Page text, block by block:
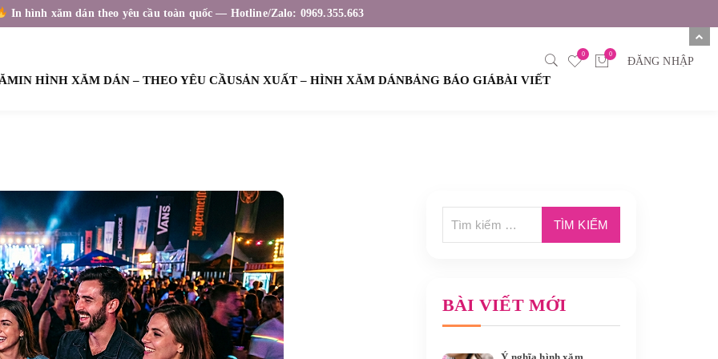
In hình xăm dán theo yêu cầu toàn quốc — Hotline/Zalo: 0969.355.663
IN HÌNH XĂM DÁN – THEO YÊU CẦUSẢN XUẤT – HÌNH XĂM DÁNBẢNG BÁO GIÁBÀI VIẾT
0 0
ĐĂNG NHẬP
BÀI VIẾT MỚI